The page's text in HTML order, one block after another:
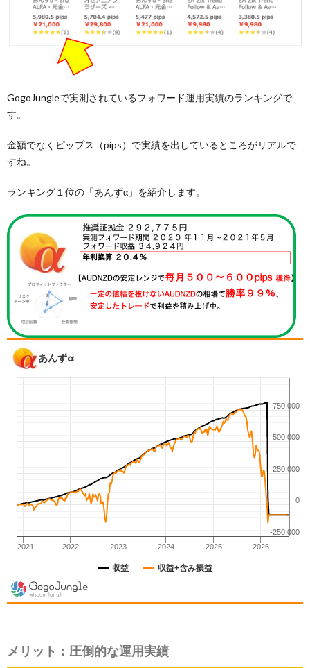
GogoJungleで実測されているフォワード運用実績のランキングで
す。
金額でなくピップス（pips）で実績を出しているところがリアルで
すね。
ランキング１位の「あんずα」を紹介します。
メリット：圧倒的な運用実績